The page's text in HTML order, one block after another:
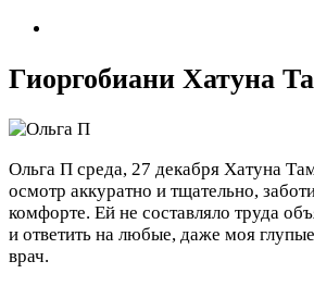
Гиоргобиани Хатуна
Ольга П среда, 27 декабря Хатуна
осмотр аккуратно и тщательно,
комфорте. Ей не составляло труда
и ответить на любые, даже моя
врач.